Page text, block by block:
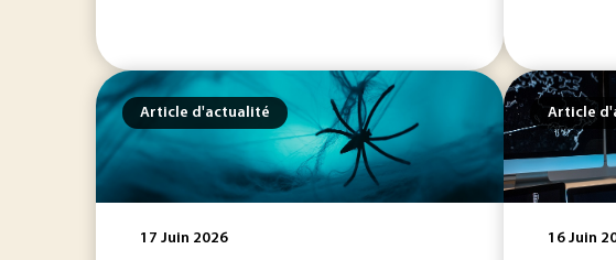
Article d'actualité
17 Juin 2026
Article
16 Juin